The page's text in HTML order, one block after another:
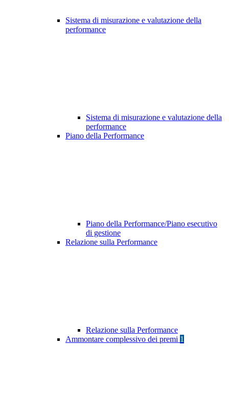
Sistema di misurazione e valutazione della
performance
Sistema di misurazione e valutazione della
performance
Piano della Performance
Piano della Performance/Piano esecutivo
di gestione
Relazione sulla Performance
Relazione sulla Performance
Ammontare complessivo dei premi 1